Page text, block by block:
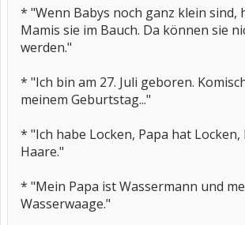
* "Wenn Babys noch ganz klein sind,
Mamis sie im Bauch. Da können sie
werden."
* "Ich bin am 27. Juli geboren.
meinem Geburtstag..."
* "Ich habe Locken, Papa hat
Haare."
* "Mein Papa ist Wassermann und
Wasserwaage."